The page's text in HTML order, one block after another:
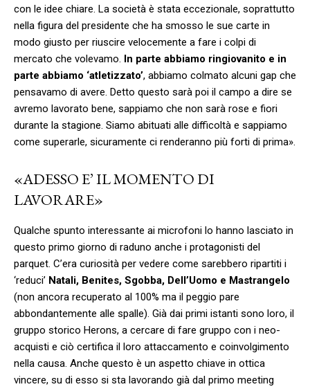
con le idee chiare. La società è stata eccezionale, soprattutto
nella figura del presidente che ha smosso le sue carte in
modo giusto per riuscire velocemente a fare i colpi di
mercato che volevamo. In parte abbiamo ringiovanito e in
parte abbiamo ‘atletizzato’, abbiamo colmato alcuni gap che
pensavamo di avere. Detto questo sarà poi il campo a dire se
avremo lavorato bene, sappiamo che non sarà rose e fiori
durante la stagione. Siamo abituati alle difficoltà e sappiamo
come superarle, sicuramente ci renderanno più forti di prima».
«ADESSO E’ IL MOMENTO DI
LAVORARE»
Qualche spunto interessante ai microfoni lo hanno lasciato in
questo primo giorno di raduno anche i protagonisti del
parquet. C’era curiosità per vedere come sarebbero ripartiti i
‘reduci’ Natali, Benites, Sgobba, Dell’Uomo e Mastrangelo
(non ancora recuperato al 100% ma il peggio pare
abbondantemente alle spalle). Già dai primi istanti sono loro, il
gruppo storico Herons, a cercare di fare gruppo con i neo-
acquisti e ciò certifica il loro attaccamento e coinvolgimento
nella causa. Anche questo è un aspetto chiave in ottica
vincere, su di esso si sta lavorando già dal primo meeting